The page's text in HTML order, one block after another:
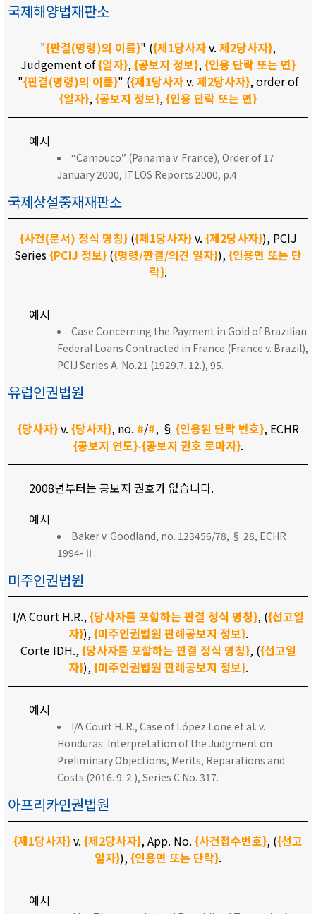
국제해양법재판소
"{판결(명령)의 이름}" ({제1당사자v. 제2당사자},
Judgement of{일자},{공보지 정보},{인용 단락 또는 면}
"{판결(명령)의 이름}" ({제1당사자v. 제2당사자}, order of
{일자},{공보지 정보},{인용 단락 또는 면}
예시
“Camouco” (Panama v. France), Order of 17
January 2000, ITLOS Reports 2000, p.4
국제상설중재재판소
{사건(문서) 정식 명칭}({제1당사자}v. {제2당사자}), PCIJ
Series{PCIJ 정보} ({명령/판결/의견 일자}),{인용면 또는 단
락}.
예시
Case Concerning the Payment in Gold of Brazilian
Federal Loans Contracted in France (France v. Brazil),
PCIJ Series A. No.21 (1929.7. 12.), 95.
유럽인권법원
{당사자}v. {당사자}, no. #/#, § {인용된 단락 번호}, ECHR
{공보지 연도}-{공보지 권호 로마자}.
2008년부터는 공보지 권호가 없습니다.
예시
Baker v. Goodland, no. 123456/78, § 28, ECHR
1994-Ⅱ.
미주인권법원
I/A Court H.R.,{당사자를 포함하는 판결 정식 명칭}, ({선고일
자}),{미주인권법원 판례공보지 정보}.
Corte IDH.,{당사자를 포함하는 판결 정식 명칭}, ({선고일
자}),{미주인권법원 판례공보지 정보}.
예시
I/A Court H. R., Case of López Lone et al. v.
Honduras. Interpretation of the Judgment on
Preliminary Objections, Merits, Reparations and
Costs (2016. 9. 2.), Series C No. 317.
아프리카인권법원
{제1당사자}v. {제2당사자}, App. No. {사건접수번호}, ({선고
일자}),{인용면 또는 단락}.
예시